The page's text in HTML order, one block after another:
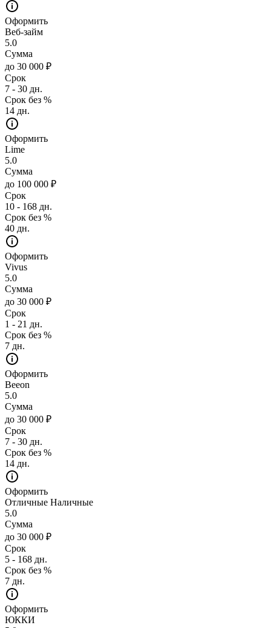
Оформить
Веб-займ
5.0
Сумма
до 30 000 ₽
Срок
7 - 30 дн.
Срок без %
14 дн.
Оформить
Lime
5.0
Сумма
до 100 000 ₽
Срок
10 - 168 дн.
Срок без %
40 дн.
Оформить
Vivus
5.0
Сумма
до 30 000 ₽
Срок
1 - 21 дн.
Срок без %
7 дн.
Оформить
Beeon
5.0
Сумма
до 30 000 ₽
Срок
7 - 30 дн.
Срок без %
14 дн.
Оформить
Отличные Наличные
5.0
Сумма
до 30 000 ₽
Срок
5 - 168 дн.
Срок без %
7 дн.
Оформить
ЮККИ